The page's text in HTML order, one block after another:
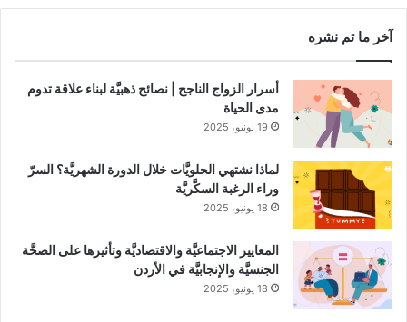
آخر ما تم نشره
أسرار الزواج الناجح | نصائح ذهبيَّة لبناء علاقة تدوم
مدى الحياة
19 يونيو، 2025
لماذا نشتهي الحلويَّات خلال الدورة الشهريَّة؟ السرّ
وراء الرغبة السكَّريَّة
18 يونيو، 2025
المعايير الاجتماعيَّة والاقتصاديَّة وتأثيرها على الصحَّة
الجنسيَّة والإنجابيَّة في الأردن
18 يونيو، 2025